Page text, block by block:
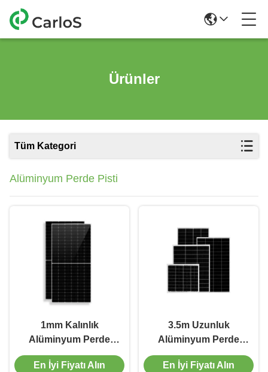
Ürünler
Tüm Kategori
Alüminyum Perde Pisti
1mm Kalınlık
Alüminyum Perde
Pisti
En İyi Fiyatı Alın
3.5m Uzunluk
Alüminyum Perde
Pisti
En İyi Fiyatı Alın